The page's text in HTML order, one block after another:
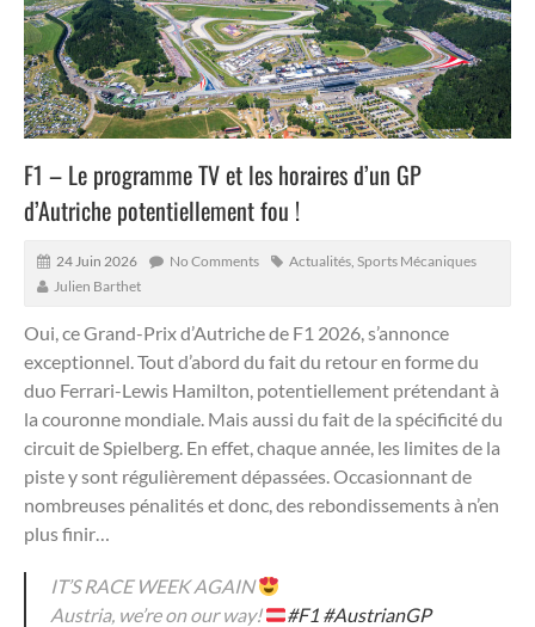
F1 – Le programme TV et les horaires d’un GP
d’Autriche potentiellement fou !
24 Juin 2026 No Comments Actualités Sports Mécaniques
Julien Barthet
Oui, ce Grand-Prix d’Autriche de F1 2026, s’annonce
exceptionnel. Tout d’abord du fait du retour en forme du
duo Ferrari-Lewis Hamilton, potentiellement prétendant à
la couronne mondiale. Mais aussi du fait de la spécificité du
circuit de Spielberg. En effet, chaque année, les limites de la
piste y sont régulièrement dépassées. Occasionnant de
nombreuses pénalités et donc, des rebondissements à n’en
plus finir…
IT’S RACE WEEK AGAIN
Austria, we’re on our way!
#F1 #AustrianGP